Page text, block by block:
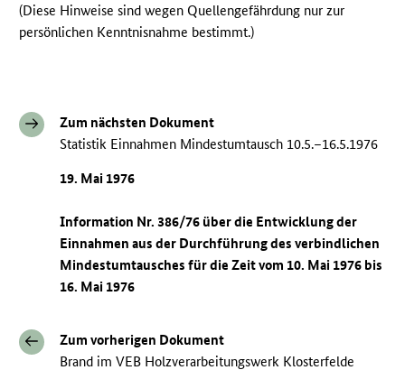
(Diese Hinweise sind wegen Quellengefährdung nur zur
persönlichen Kenntnisnahme bestimmt.)
Zum nächsten Dokument
Statistik Einnahmen Mindestumtausch 10.5.–16.5.1976
19. Mai 1976
Information Nr. 386/76 über die Entwicklung der
Einnahmen aus der Durchführung des verbindlichen
Mindestumtausches für die Zeit vom 10. Mai 1976 bis
16. Mai 1976
Zum vorherigen Dokument
Brand im VEB Holzverarbeitungswerk Klosterfelde